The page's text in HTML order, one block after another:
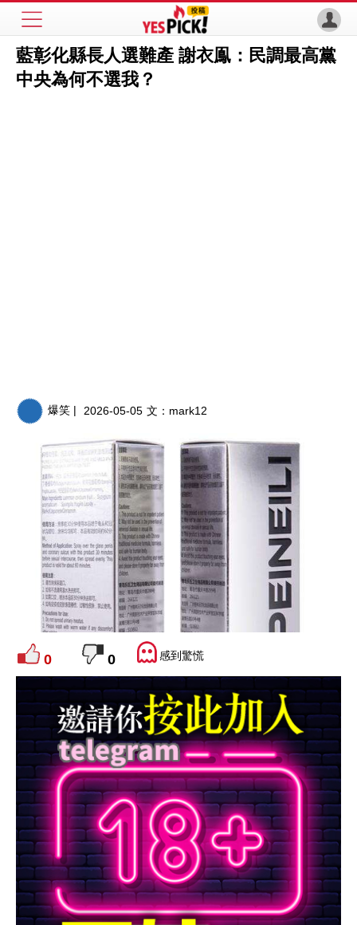
藍彰化縣長人選難產 謝衣鳯：民調最高黨
中央為何不選我？
爆笑 | 2026-05-05 文： mark12
0 0 感到驚慌